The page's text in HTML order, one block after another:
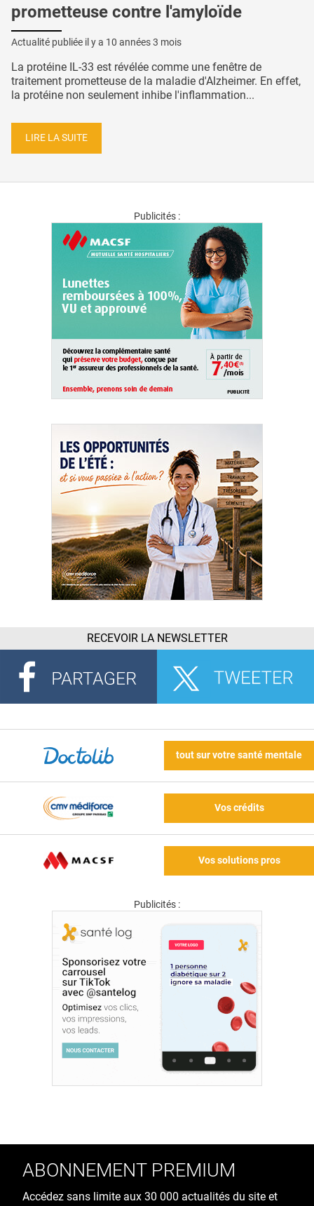
prometteuse contre l'amyloïde
Actualité publiée il y a 10 années 3 mois
La protéine IL-33 est révélée comme une fenêtre de
traitement prometteuse de la maladie d'Alzheimer. En effet,
la protéine non seulement inhibe l'inflammation...
LIRE LA SUITE
Publicités :
RECEVOIR LA NEWSLETTER
tout sur votre santé mentale
Vos crédits
Vos solutions pros
Publicités :
ABONNEMENT PREMIUM
Accédez sans limite aux 30 000 actualités du site et